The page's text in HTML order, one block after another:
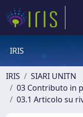
IRIS
IRIS
SIARI UNITN
03 Contributo in
03.1 Articolo su